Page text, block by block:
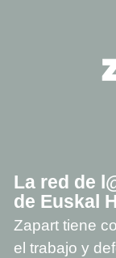
La red de
de Euskal
Zapart tiene
el trabajo y